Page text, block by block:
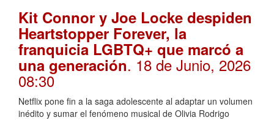
Kit Connor y Joe Locke despiden
Heartstopper Forever, la
franquicia LGBTQ+ que marcó a
una generación. 18 de Junio, 2026
08:30
Netflix pone fin a la saga adolescente al adaptar un volumen
inédito y sumar el fenómeno musical de Olivia Rodrigo